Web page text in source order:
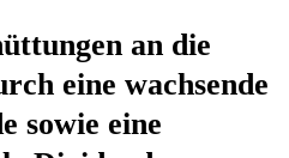
an die
eine wachsende
sowie eine